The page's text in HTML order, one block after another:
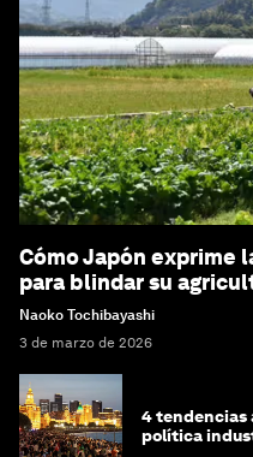
Cómo Japón exprime
para blindar su
Naoko Tochibayashi
3 de marzo de 2026
4 tendencias
política